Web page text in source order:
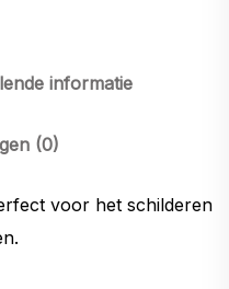
informatie
(0)
voor het schilderen